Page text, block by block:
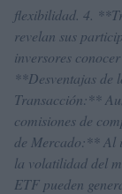
flexibilidad. 4.
revelan sus
inversores
**Desventajas
Transacción:**
comisiones de
de Mercado:** Al
la volatilidad del
ETF pueden